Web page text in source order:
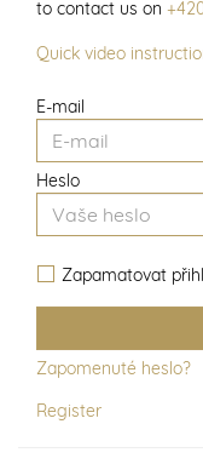
E-mail
Heslo
Zapamatovat
Zapomenuté heslo?
Register
to contact us on
Quick video